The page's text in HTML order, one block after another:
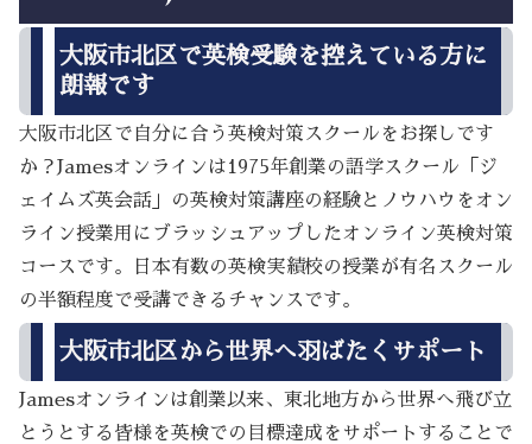
大阪市北区で英検受験を控えている方に
朗報です
大阪市北区で自分に合う英検対策スクールをお探しです
か？Jamesオンラインは1975年創業の語学スクール「ジ
ェイムズ英会話」の英検対策講座の経験とノウハウをオン
ライン授業用にブラッシュアップしたオンライン英検対策
コースです。日本有数の英検実績校の授業が有名スクール
の半額程度で受講できるチャンスです。
大阪市北区から世界へ羽ばたくサポート
Jamesオンラインは創業以来、東北地方から世界へ飛び立
とうとする皆様を英検での目標達成をサポートすることで